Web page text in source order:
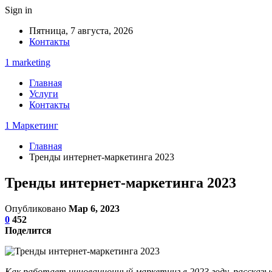
Sign in
Пятница, 7 августа, 2026
Контакты
1 marketing
Главная
Услуги
Контакты
1 Маркетинг
Главная
Тренды интернет-маркетинга 2023
Тренды интернет-маркетинга 2023
Опубликовано Мар 6, 2023
0 452
Поделится